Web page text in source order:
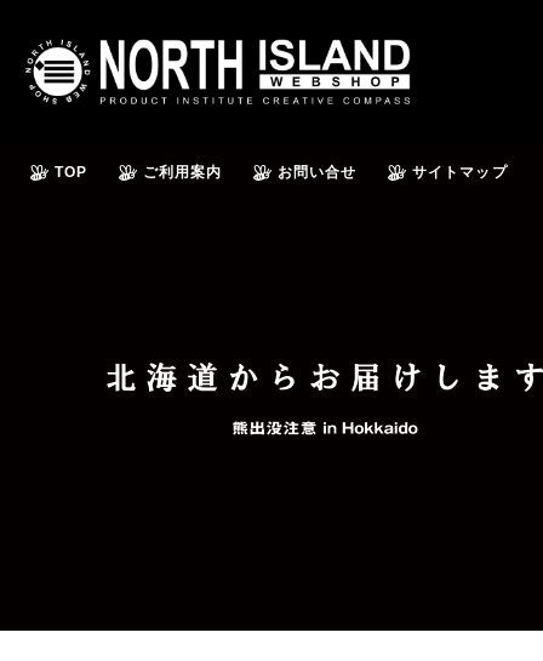
TOP ご利用案内 お問い合せ サイトマップ